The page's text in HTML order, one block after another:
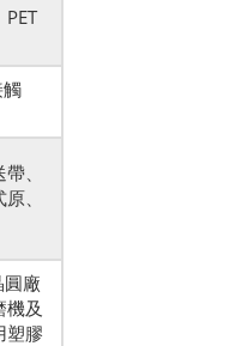
、
、
廠
及
塑膠